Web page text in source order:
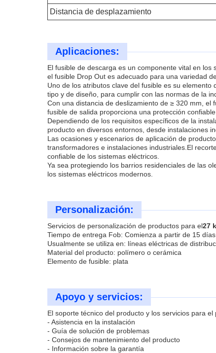
Distancia de desplazamiento
Aplicaciones:
El fusible de descarga es un componente vital en
el fusible Drop Out es adecuado para una variedad
Uno de los atributos clave del fusible es su
tipo y de diseño, para cumplir con las normas de la
Con una distancia de deslizamiento de ≥ 320 mm,
fusible de salida proporciona una protección
Dependiendo de los requisitos específicos de la
producto en diversos entornos, desde instalaciones
Las ocasiones y escenarios de aplicación de
transformadores e instalaciones industriales.El
confiable de los sistemas eléctricos.
Ya sea protegiendo los barrios residenciales de las
los sistemas eléctricos modernos.
Personalización:
Servicios de personalización de productos para el27
Tiempo de entrega Fob: Comienza a partir de 15 días
Usualmente se utiliza en: líneas eléctricas de
Material del producto: polímero o cerámica
Elemento de fusible: plata
Apoyo y servicios:
El soporte técnico del producto y los servicios para
- Asistencia en la instalación
- Guía de solución de problemas
- Consejos de mantenimiento del producto
- Información sobre la garantía